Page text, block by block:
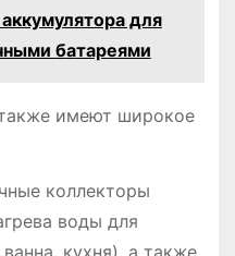
для
батареями
имеют широкое
коллекторы
воды для